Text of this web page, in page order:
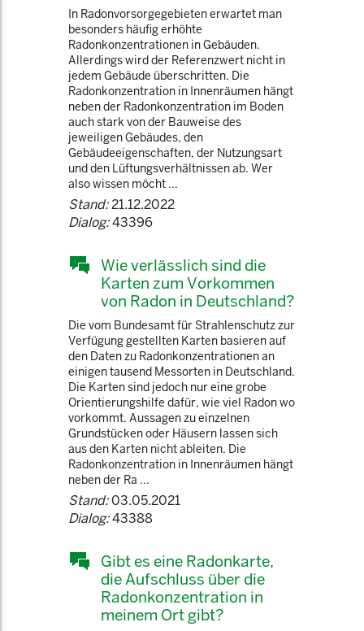
In Radonvorsorgegebieten erwartet man
besonders häufig erhöhte
Radonkonzentrationen in Gebäuden.
Allerdings wird der Referenzwert nicht in
jedem Gebäude überschritten. Die
Radonkonzentration in Innenräumen hängt
neben der Radonkonzentration im Boden
auch stark von der Bauweise des
jeweiligen Gebäudes, den
Gebäudeeigenschaften, der Nutzungsart
und den Lüftungsverhältnissen ab. Wer
also wissen möcht ...
Stand:21.12.2022
Dialog:43396
Wie verlässlich sind die
Karten zum Vorkommen
von Radon in Deutschland?
Die vom Bundesamt für Strahlenschutz zur
Verfügung gestellten Karten basieren auf
den Daten zu Radonkonzentrationen an
einigen tausend Messorten in Deutschland.
Die Karten sind jedoch nur eine grobe
Orientierungshilfe dafür, wie viel Radon wo
vorkommt. Aussagen zu einzelnen
Grundstücken oder Häusern lassen sich
aus den Karten nicht ableiten. Die
Radonkonzentration in Innenräumen hängt
neben der Ra ...
Stand:03.05.2021
Dialog:43388
Gibt es eine Radonkarte,
die Aufschluss über die
Radonkonzentration in
meinem Ort gibt?